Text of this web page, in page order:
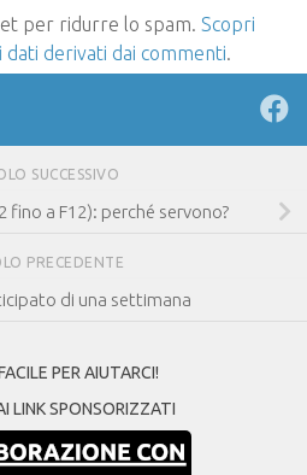
per ridurre lo spam. Scopri
derivati dai commenti.
SUCCESSIVO
fino a F12): perché servono?
PRECEDENTE
di una settimana
PER AIUTARCI!
LINK SPONSORIZZATI